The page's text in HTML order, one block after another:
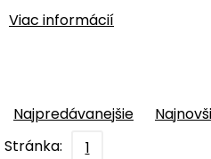
Viac informácií
Najpredávanejšie
Stránka:
1